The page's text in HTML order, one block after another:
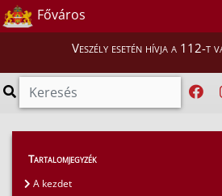
Főváros
Veszély esetén hívja a 112-t
Magunkról
Az első őrség
Tartalomjegyzék
A kezdet